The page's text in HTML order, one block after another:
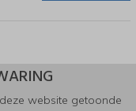
website getoonde